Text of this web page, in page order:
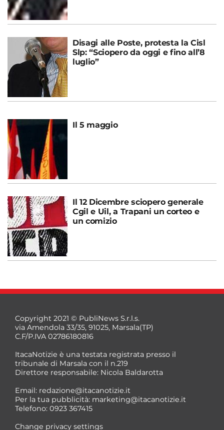
Disagi alle Poste, protesta la Cisl
Slp: “Sciopero da oggi e fino all’8
luglio”
Il 5 maggio
Il 12 Dicembre sciopero generale
Cgil e Uil, a Trapani un corteo e
un comizio
Copyright 2021 © PubliNews S.r.l.s.
via Amendola 33/35, 91025, Marsala(TP)
C.F/P.IVA 02786180816
ItacaNotizie è una testata registrata presso il
tribunale di Marsala con il n.219
Direttore responsabile: Nicola Baldarotta
Email: redazione@itacanotizie.it
Per la tua pubblicità: marketing@itacanotizie.it
Telefono: 0923 367415
Change privacy settings